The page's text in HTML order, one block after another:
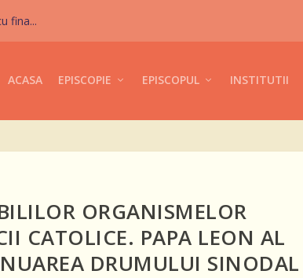
fina...
ACASA EPISCOPIE EPISCOPUL INSTITUTII
ORGANISMELOR
CATOLICE. PAPA LEON AL
DRUMULUI SINODAL